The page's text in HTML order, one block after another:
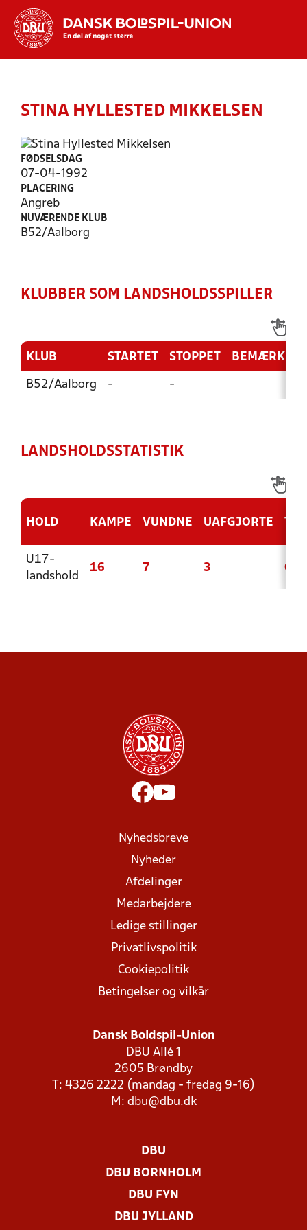
HOLD
STINA HYLLESTED MIKKELSEN
FØDSELSDAG
07-04-1992
PLACERING
Angreb
NUVÆRENDE KLUB
B52/Aalborg
KLUBBER SOM LANDSHOLDSSPILLER
KLUB STARTET STOPPET
B52/Aalborg - -
LANDSHOLDSSTATISTIK
HOLD KAMPE VUNDNE UAFGJORTE
U17-
landshold
16 7 3 6
Nyhedsbreve
Nyheder
Afdelinger
Medarbejdere
Ledige stillinger
Privatlivspolitik
Cookiepolitik
Betingelser og vilkår
Dansk Boldspil-Union
DBU Allé 1
2605 Brøndby
T: 4326 2222 (mandag - fredag 9-16)
M: dbu@dbu.dk
DBU
DBU BORNHOLM
DBU FYN
DBU JYLLAND